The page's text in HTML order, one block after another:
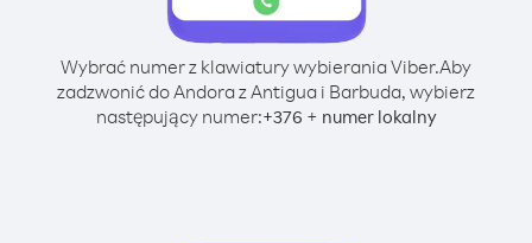
Wybrać numer z klawiatury wybierania Viber.Aby
zadzwonić do Andora z Antigua i Barbuda, wybierz
następujący numer:+376 + numer lokalny